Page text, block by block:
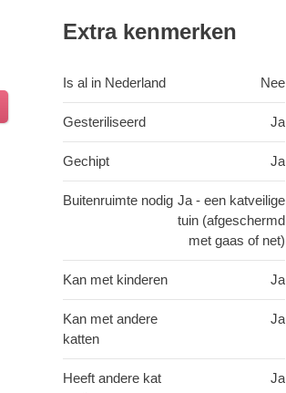
Extra kenmerken
Is al in Nederland Nee
Gesteriliseerd Ja
Gechipt Ja
Buitenruimte nodig Ja - een katveilige
tuin (afgeschermd
met gaas of net)
Kan met kinderen Ja
Kan met andere
katten
Ja
Heeft andere kat
Ja